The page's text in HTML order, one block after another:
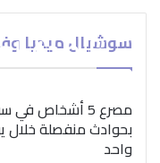
سوشيال ميديا
بمناسبة
“الصحة
ضرورة
لمواجهة
مصرع 5 أشخاص في
بحوادث منفصلة خلال
واحد